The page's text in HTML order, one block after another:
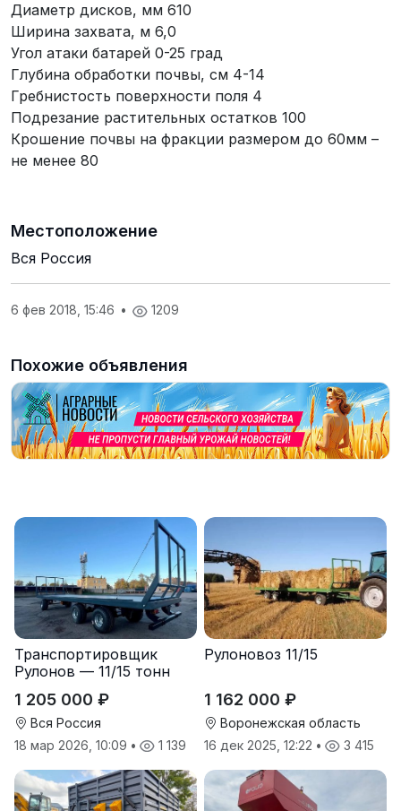
Диаметр дисков, мм 610
Ширина захвата, м 6,0
Угол атаки батарей 0-25 град
Глубина обработки почвы, см 4-14
Гребнистость поверхности поля 4
Подрезание растительных остатков 100
Крошение почвы на фракции размером до 60мм –
не менее 80
Местоположение
Вся Россия
6 фев 2018, 15:46 • 1209
Похожие объявления
Транспортировщик
Рулонов — 11/15 тонн
1 205 000 ₽
Вся Россия
18 мар 2026, 10:09 • 1 139
Рулоновоз 11/15
1 162 000 ₽
Воронежская область
16 дек 2025, 12:22 • 3 415